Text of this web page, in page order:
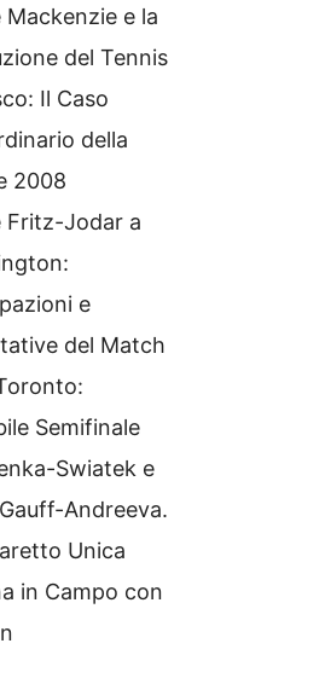
Mackenzie e la
del Tennis
Il Caso
della
2008
Fritz-Jodar a
e
del Match
Semifinale
Swiatek e
Andreeva.
Unica
in Campo con